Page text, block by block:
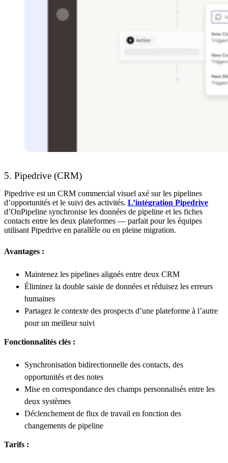
5. Pipedrive (CRM)
Pipedrive est un CRM commercial visuel axé sur les pipelines
d’opportunités et le suivi des activités. L’intégration Pipedrive
d’OnPipeline synchronise les données de pipeline et les fiches
contacts entre les deux plateformes — parfait pour les équipes
utilisant Pipedrive en parallèle ou en pleine migration.
Avantages :
Maintenez les pipelines alignés entre deux CRM
Éliminez la double saisie de données et réduisez les erreurs
humaines
Partagez le contexte des prospects d’une plateforme à l’autre
pour un meilleur suivi
Fonctionnalités clés :
Synchronisation bidirectionnelle des contacts, des
opportunités et des notes
Mise en correspondance des champs personnalisés entre les
deux systèmes
Déclenchement de flux de travail en fonction des
changements de pipeline
Tarifs :